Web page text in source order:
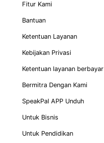
Fitur Kami
Bantuan
Ketentuan Layanan
Kebijakan Privasi
Ketentuan layanan berbayar
Bermitra Dengan Kami
SpeakPal APP Unduh
Untuk Bisnis
Untuk Pendidikan